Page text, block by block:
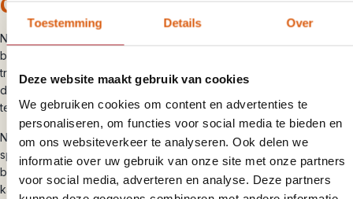
Toestemming Details Over
Deze website maakt gebruik van cookies
We gebruiken cookies om content en advertenties te
personaliseren, om functies voor social media te bieden en
om ons websiteverkeer te analyseren. Ook delen we
informatie over uw gebruik van onze site met onze partners
voor social media, adverteren en analyse. Deze partners
Chiang Mai
Na het ontbijt wandel je door de heuvels geleidelijk terug naar de
bewoonde wereld. Tijdens de trek vertelt de gids je meer over de
tropische vegetatie. Hij laat je wilde kruiden en paddenstoelen zien
die hier het hele jaar groeien. Tijdens de lunch heb je alle tijd om bij
te komen bij de waterval.
Na de pauze reis je per trekking truck naar de rivier. Je zakt op
spectaculaire wijze in ongeveer 45 minuten de rivier af op een
bamboevlot. De rivier stroomt tussen dichtbegroeide bergen en
kale rotsen. Onderweg zie je veel wilde bananenbomen. Aan het